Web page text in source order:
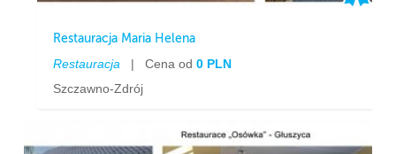
Restauracja Maria Helena
Restauracja | Cena od0 PLN
Szczawno-Zdrój